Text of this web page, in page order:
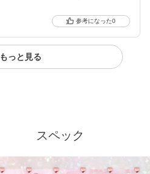
0
もっと見る
スペック